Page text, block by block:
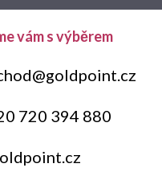
@goldpoint.cz
720 394 880